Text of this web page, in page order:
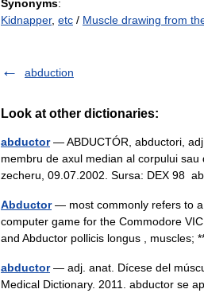
Synonyms:
Kidnapper, etc / Muscle drawing from
abduction
Look at other dictionaries:
abductor— ABDUCTÓR, abductori,
membru de axul median al corpului
zecheru, 09.07.2002. Sursa: DEX 98
Abductor— most commonly refers to a
computer game for the Commodore
and Abductor pollicis longus ,
abductor— adj. anat. Dícese del
Medical Dictionary. 2011. abductor se